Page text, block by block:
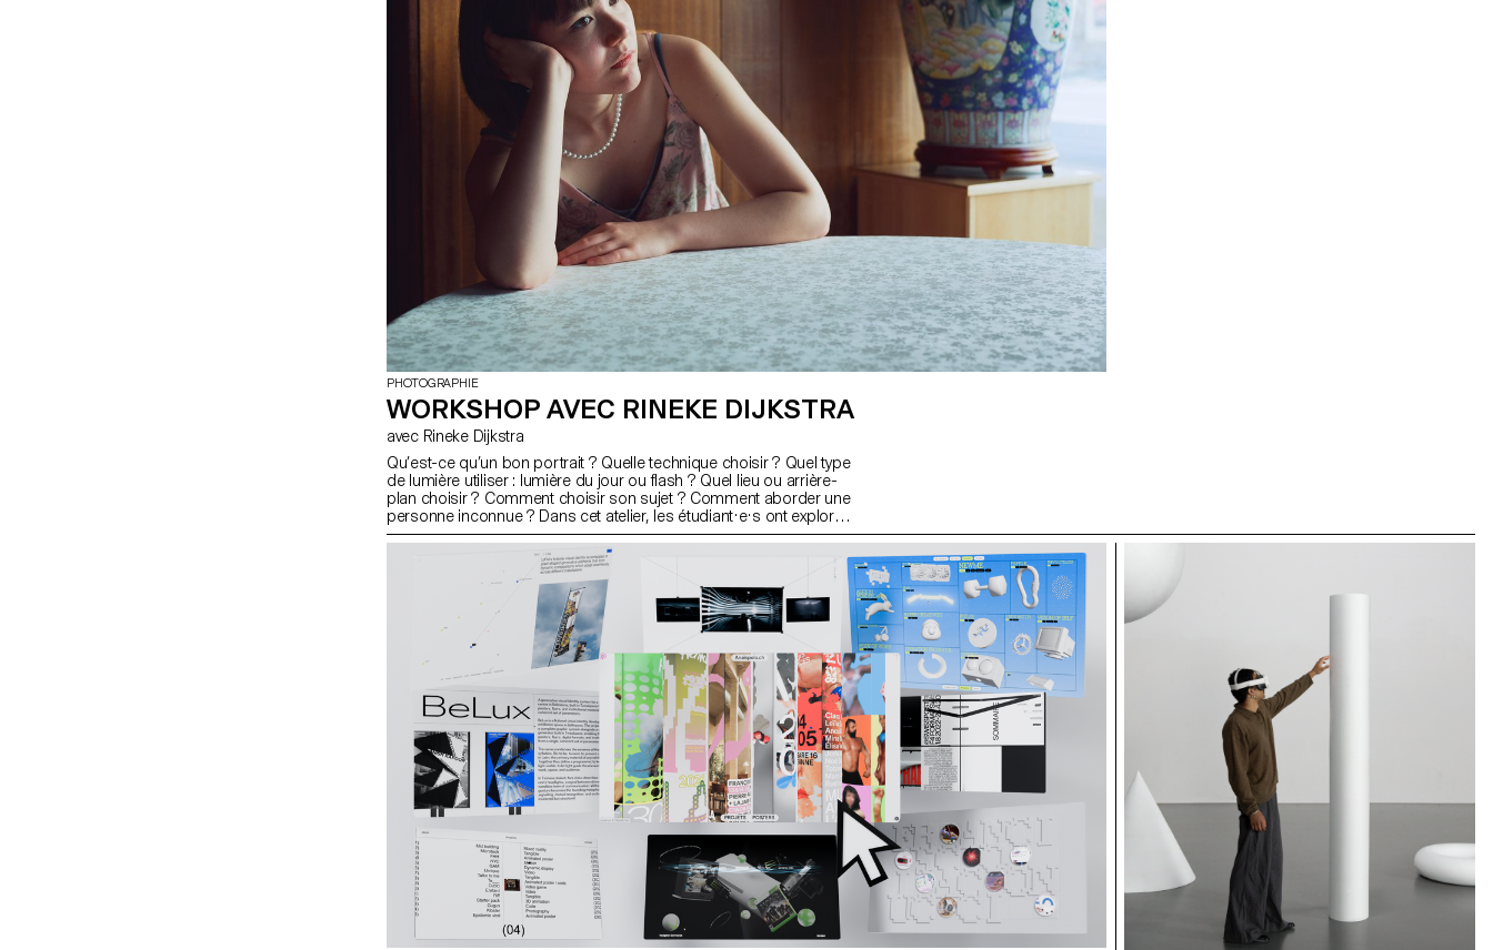
PHOTOGRAPHIE
WORKSHOP AVEC RINEKE DIJKSTRA
avec Rineke Dijkstra
Qu’est-ce qu’un bon portrait ? Quelle technique choisir ? Quel type
de lumière utiliser : lumière du jour ou flash ? Quel lieu ou arrière-
plan choisir ? Comment choisir son sujet ? Comment aborder une
personne inconnue ? Dans cet atelier, les étudiant·e·s ont exploré
ce qui fait la qualité d’un bon portrait ainsi que les outils permettant